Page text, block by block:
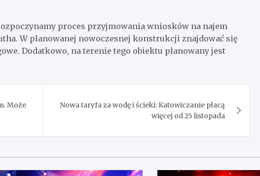
proces przyjmowania wniosków na najem
W planowanej nowoczesnej konstrukcji znajdować się
Dodatkowo, na terenie tego obiektu planowany jest
Może
Nowa taryfa za wodę i ścieki: Katowiczanie płacą
więcej od 25 listopada